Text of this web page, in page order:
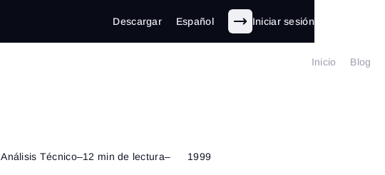
Descargar Español Iniciar sesión
Inicio Blog
Análisis Técnico–12 min de lectura– 1999